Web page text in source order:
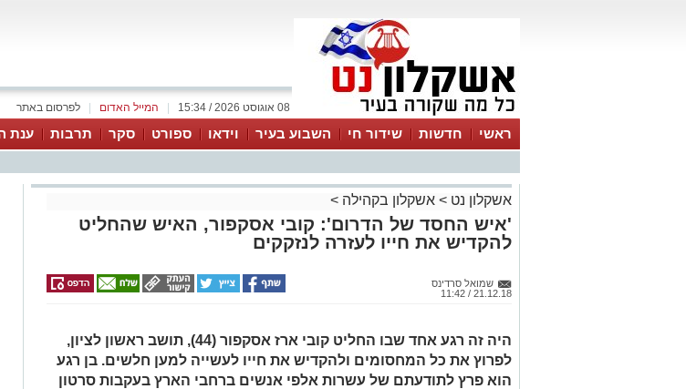
לפרסום באתר המייל האדום 08 אוגוסט 2026 / 15:34
ראשי חדשות שידור חי השבוע בעיר וידאו ספורט סקר תרבות ענת
אשקלון נט > אשקלון בקהילה >
'איש החסד של הדרום': קובי אסקפור, האיש שהחליט
להקדיש את חייו לעזרה לנזקקים
שמואל סרדינס
21.12.18 / 11:42
היה זה רגע אחד שבו החליט קובי ארז אסקפור (44), תושב ראשון לציון,
לפרוץ את כל המחסומים ולהקדיש את חייו לעשייה למען חלשים. בן רגע
הוא פרץ לתודעתם של עשרות אלפי אנשים ברחבי הארץ בעקבות סרטון